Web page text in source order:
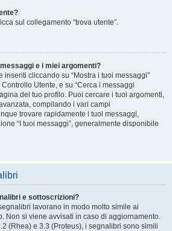
sul collegamento “trova utente”.
e i miei argomenti?
inseriti cliccando su “Mostra i tuoi messaggi”
Utente, e su “Cerca i messaggi
del tuo profilo. Puoi cercare i tuoi argomenti,
compilando i vari campi
trovare rapidamente i tuoi messaggi,
“I tuoi messaggi”, generalmente disponibile
e sottoscrizioni?
lavorano in modo molto simile ai
Non si viene avvisati in caso di aggiornamento.
(Rhea) e 3.3 (Proteus), i segnalibri sono simili